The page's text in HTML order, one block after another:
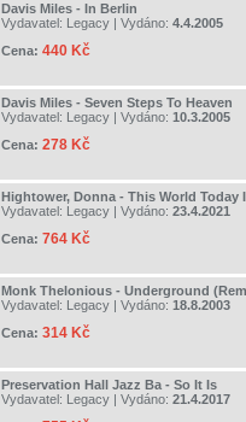
Davis Miles - In Berlin
Vydavatel: Legacy | Vydáno: 4.4.2005
Cena: 440 Kč
Davis Miles - Seven Steps To Heaven
Vydavatel: Legacy | Vydáno: 10.3.2005
Cena: 278 Kč
Hightower, Donna - This World Today
Vydavatel: Legacy | Vydáno: 23.4.2021
Cena: 764 Kč
Monk Thelonious - Underground
Vydavatel: Legacy | Vydáno: 18.8.2003
Cena: 314 Kč
Preservation Hall Jazz Ba - So It Is
Vydavatel: Legacy | Vydáno: 21.4.2017